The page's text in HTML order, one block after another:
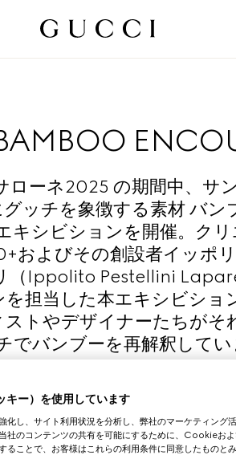
ローネ2025 の期間中、サ
ッチを象徴する素材 バン
キシビションを開催。ク
およびその創設者イッポ
（Ippolito Pestellini
担当した本エキシビショ
トやデザイナーたちがそ
でバンブーを再解釈してい
ー）を使用しています
化し、サイト利用状況を分析し、弊社のマーケティング
社のコンテンツの共有を可能にするために、Cookieお
ることで、お客様はこれらの利用条件に同意したものとみ